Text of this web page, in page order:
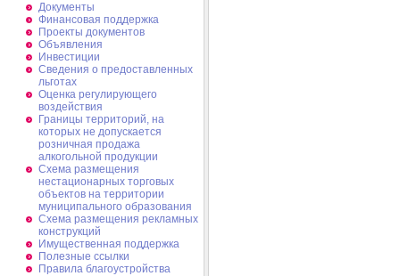
Документы
Финансовая поддержка
Проекты документов
Объявления
Инвестиции
Сведения о предоставленных
льготах
Оценка регулирующего
воздействия
Границы территорий, на
которых не допускается
розничная продажа
алкогольной продукции
Схема размещения
нестационарных торговых
объектов на территории
муниципального образования
Схема размещения рекламных
конструкций
Имущественная поддержка
Полезные ссылки
Правила благоустройства